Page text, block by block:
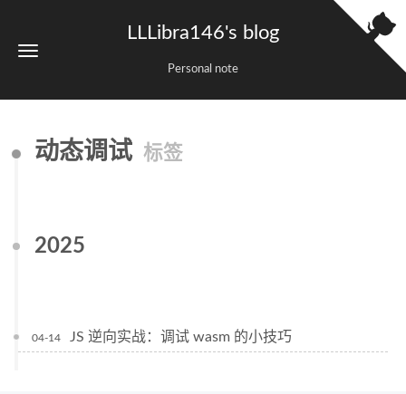
LLLibra146's blog
Personal note
动态调试 标签
2025
04-14 JS 逆向实战：调试 wasm 的小技巧